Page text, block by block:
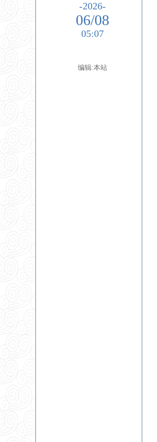
-2026-
06/08
05:07
编辑:本站